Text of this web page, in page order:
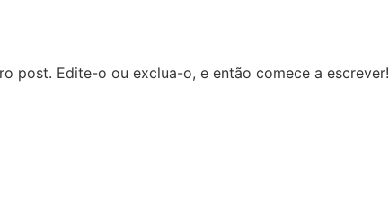
post. Edite-o ou exclua-o, e então comece a escrever!